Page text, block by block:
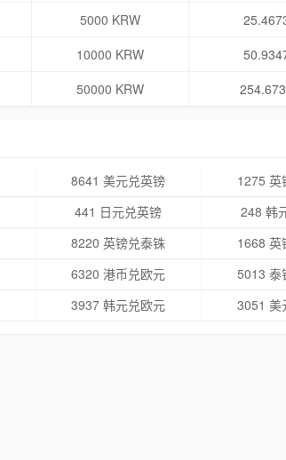
5000 KRW
10000 KRW
50000 KRW
8641 美元兑英镑
1275 英
441 日元兑英镑
248 韩
8220 英镑兑泰铢
1668 英
6320 港币兑欧元
5013 泰
3937 韩元兑欧元 3051 美